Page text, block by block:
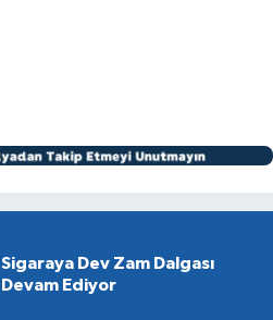
Sigaraya Dev Zam Dalgası
Devam Ediyor